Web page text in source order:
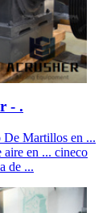
- .
De Martillos en ...
aire en ... cineco
de ...